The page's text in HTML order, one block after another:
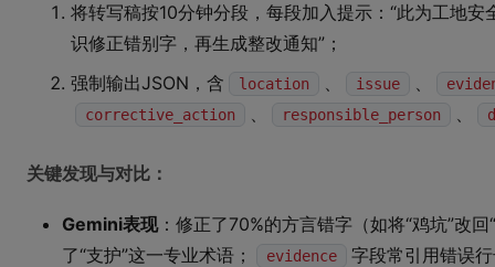
将转写稿按10分钟分段，每段加入提示：“此为工地
识修正错别字，再生成整改通知”；
强制输出JSON，含
location 、 issue 、
corrective_action
、 responsible_person 、
关键发现与对比：
Gemini表现：修正了70%的方言错字（如将“鸡坑”改回
了“支护”这一专业术语；
evidence
字段常引用错误